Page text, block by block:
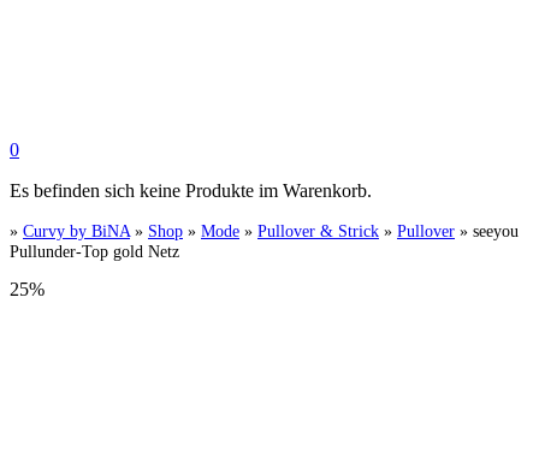
0
Es befinden sich keine Produkte im Warenkorb.
» Curvy by BiNA » Shop » Mode » Pullover & Strick » Pullover » seeyou
Pullunder-Top gold Netz
25%